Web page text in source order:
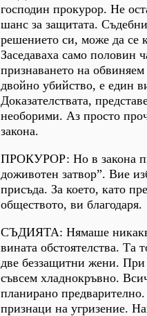
господин прокурор. Не
шанс за защитата.
решението си, може да се
Заседаваха само половин
признаването на обвиняем
двойно убийство, е един
Доказателствата,
необорими. Аз просто
закона.
ПРОКУРОР: Но в закона
доживотен затвор”. Вие
присъда. За което, като
обществото, ви благодаря.
СЪДИЯТА: Нямаше
вината обстоятелства. Та
две беззащитни жени. При
съвсем хладнокръвно.
планирано
признаци на угризение.